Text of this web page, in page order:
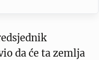
da će ta zemlja